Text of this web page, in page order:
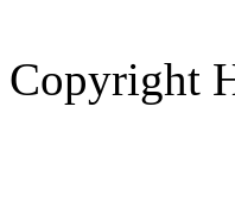
Copyright